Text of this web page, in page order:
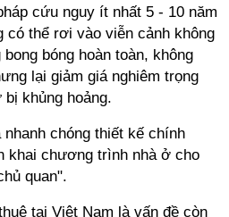
cứu nguy ít nhất 5 - 10 năm
thể rơi vào viễn cảnh không
bóng hoàn toàn, không
lại giảm giá nghiêm trọng
khủng hoảng.
chóng thiết kế chính
khai chương trình nhà ở cho
quan".
tại Việt Nam là vấn đề còn